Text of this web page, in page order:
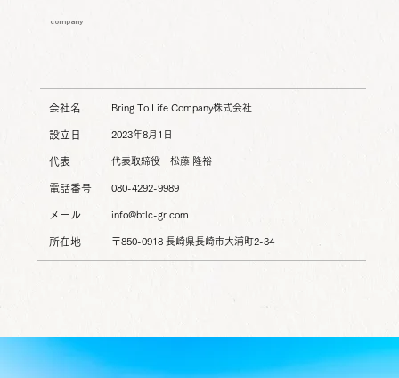
company
会社名 Bring To Life Company株式会社
設立日 2023年8月1日
代表 代表取締役 松藤 隆裕
電話番号 080-4292-9989
メール info@btlc-gr.com
所在地 〒850-0918 長崎県長崎市大浦町2-34